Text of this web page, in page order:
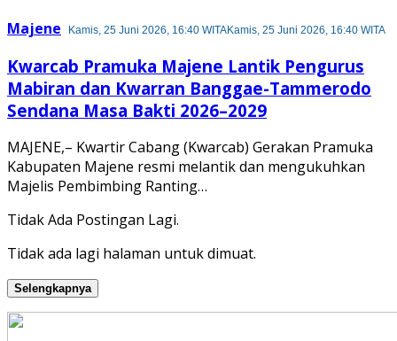
Majene
Kamis, 25 Juni 2026, 16:40 WITAKamis, 25 Juni 2026, 16:40 WITA
Kwarcab Pramuka Majene Lantik Pengurus
Mabiran dan Kwarran Banggae-Tammerodo
Sendana Masa Bakti 2026–2029
MAJENE,– Kwartir Cabang (Kwarcab) Gerakan Pramuka
Kabupaten Majene resmi melantik dan mengukuhkan
Majelis Pembimbing Ranting…
Tidak Ada Postingan Lagi.
Tidak ada lagi halaman untuk dimuat.
Selengkapnya